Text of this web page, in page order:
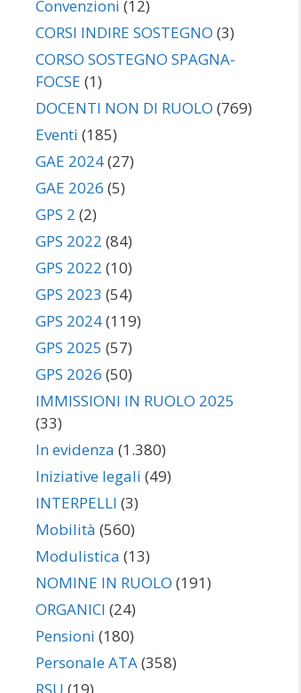
Convenzioni (12)
CORSI INDIRE SOSTEGNO (3)
CORSO SOSTEGNO SPAGNA-
FOCSE (1)
DOCENTI NON DI RUOLO (769)
Eventi (185)
GAE 2024(27)
GAE 2026 (5)
GPS 2 (2)
GPS 2022 (84)
GPS 2022 (10)
GPS 2023 (54)
GPS 2024(119)
GPS 2025 (57)
GPS 2026 (50)
IMMISSIONI IN RUOLO 2025
(33)
In evidenza (1.380)
Iniziative legali (49)
INTERPELLI (3)
Mobilità (560)
Modulistica (13)
NOMINE IN RUOLO (191)
ORGANICI (24)
Pensioni (180)
Personale ATA(358)